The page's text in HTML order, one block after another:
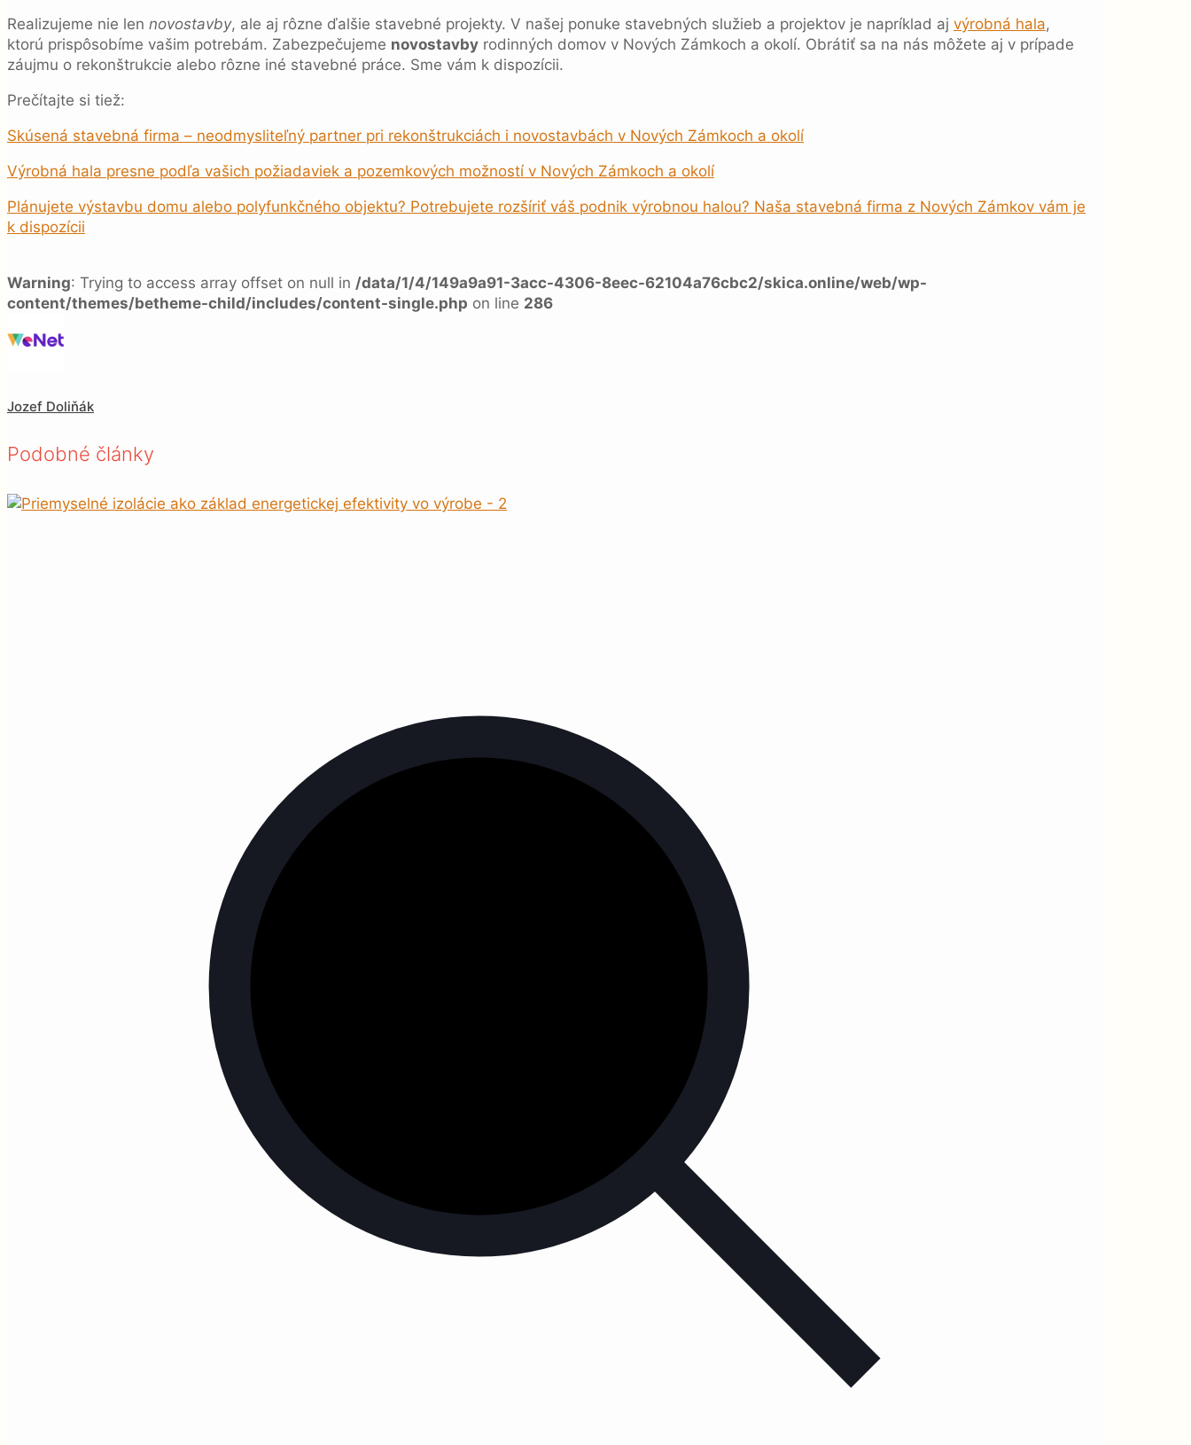
Realizujeme nie len novostavby, ale aj rôzne ďalšie stavebné projekty. V našej ponuke stavebných služieb a projektov je napríklad aj výrobná hala,
ktorú prispôsobíme vašim potrebám. Zabezpečujeme novostavby rodinných domov v Nových Zámkoch a okolí. Obrátiť sa na nás môžete aj v prípade
záujmu o rekonštrukcie alebo rôzne iné stavebné práce. Sme vám k dispozícii.
Prečítajte si tiež:
Skúsená stavebná firma – neodmysliteľný partner pri rekonštrukciách i novostavbách v Nových Zámkoch a okolí
Výrobná hala presne podľa vašich požiadaviek a pozemkových možností v Nových Zámkoch a okolí
Plánujete výstavbu domu alebo polyfunkčného objektu? Potrebujete rozšíriť váš podnik výrobnou halou? Naša stavebná firma z Nových Zámkov vám je
k dispozícii
Warning: Trying to access array offset on null in /data/1/4/149a9a91-3acc-4306-8eec-62104a76cbc2/skica.online/web/wp-
content/themes/betheme-child/includes/content-single.php on line 286
Jozef Doliňák
Podobné články